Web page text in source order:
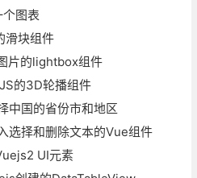
图表
块组件
片的lightbox组件
的3D轮播组件
中国的省份市和地区
选择和删除文本的Vue组件
UI元素